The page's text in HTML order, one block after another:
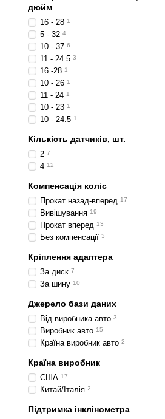
дюйм
16 - 28 1
5 - 32 4
10 - 37 6
11 - 24.5 3
16 -28 1
10 - 26 1
11 - 24 1
10 - 23 1
10 - 24.5 1
Кількість датчиків, шт.
2 7
4 12
Компенсація коліс
Прокат назад-вперед 17
Вивішування 19
Прокат вперед 13
Без компенсації 3
Кріплення адаптера
За диск 7
За шину 10
Джерело бази даних
Від виробника авто 3
Виробник авто 15
Країна виробник авто 2
Країна виробник
США 17
Китай/Італія 2
Підтримка інклінометра